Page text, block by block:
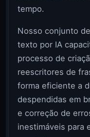
tempo.
Nosso conjunto
texto por IA
processo de
reescritores de
forma eficiente a
despendidas em
e correção de
inestimáveis para